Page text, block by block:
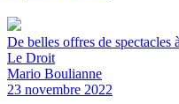
De belles offres de spectacles
Le Droit
Mario Boulianne
23 novembre 2022